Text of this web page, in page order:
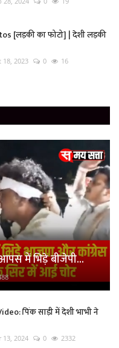
[लड़की का फोटो] | देशी लड़की
18, 2023 0 16
में भिड़े बीजेपी...
पिंक साड़ी में देशी भाभी ने
13, 2024 0 2332